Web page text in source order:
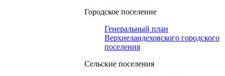
Городское поселение
Генеральный план
Верхнеландеховского городского
поселения
Сельские поселения